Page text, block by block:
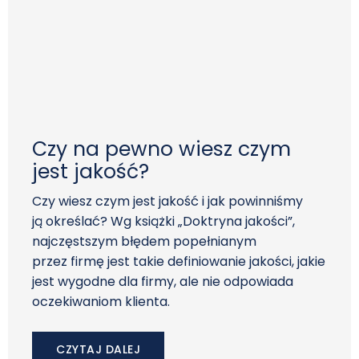
Czy na pewno wiesz czym
jest jakość?
Czy wiesz czym jest jakość i jak powinniśmy
ją określać? Wg książki „Doktryna jakości”,
najczęstszym błędem popełnianym
przez firmę jest takie definiowanie jakości, jakie
jest wygodne dla firmy, ale nie odpowiada
oczekiwaniom klienta.
CZYTAJ DALEJ